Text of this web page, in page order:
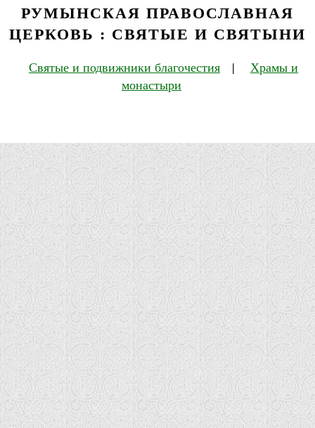
РУМЫНСКАЯ ПРАВОСЛАВНАЯ
ЦЕРКОВЬ : СВЯТЫЕ И СВЯТЫНИ
Святые и подвижники благочестия | Храмы и
монастыри